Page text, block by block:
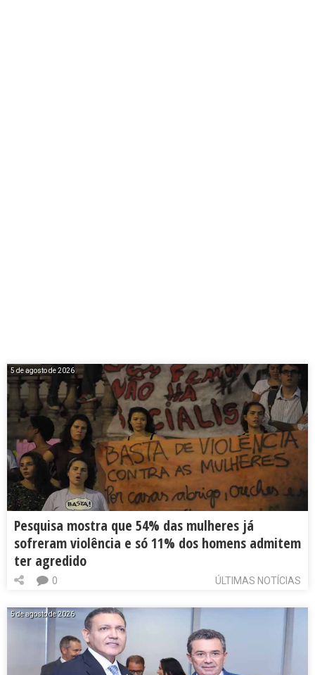
5 de agosto de 2026
Pesquisa mostra que 54% das mulheres já
sofreram violência e só 11% dos homens admitem
ter agredido
ÚLTIMAS NOTÍCIAS
0
5 de agosto de 2026